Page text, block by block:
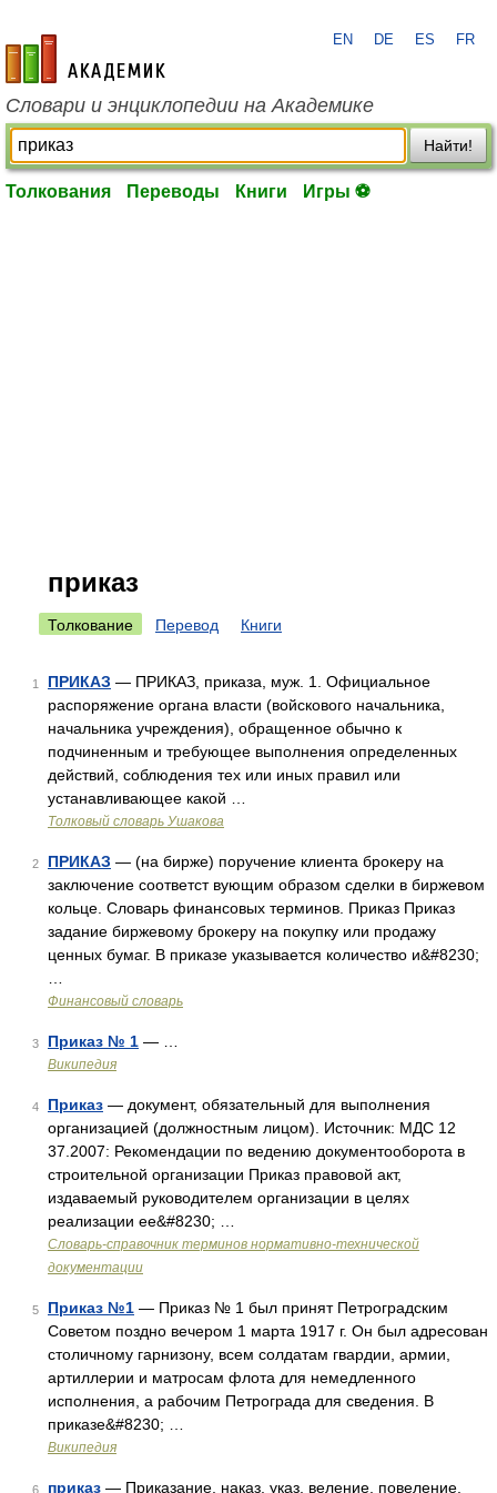
academic.ru
EN DE ES FR
Словари и энциклопедии на Академике
Найти!
Толкования Переводы Книги Игры ⚽
приказ
Толкование Перевод Книги
1 ПРИКАЗ — ПРИКАЗ, приказа, муж. 1. Официальное
распоряжение органа власти (войскового начальника,
начальника учреждения), обращенное обычно к
подчиненным и требующее выполнения определенных
действий, соблюдения тех или иных правил или
устанавливающее какой …
Толковый словарь Ушакова
2 ПРИКАЗ — (на бирже) поручение клиента брокеру на
заключение соответст вующим образом сделки в биржевом
кольце. Словарь финансовых терминов. Приказ Приказ
задание биржевому брокеру на покупку или продажу
ценных бумаг. В приказе указывается количество и&#8230;
Финансовый словарь
3 Приказ № 1 — …
Википедия
4 Приказ — документ, обязательный для выполнения
организацией (должностным лицом). Источник: МДС 12
37.2007: Рекомендации по ведению документооборота в
строительной организации Приказ правовой акт,
издаваемый руководителем организации в целях
реализации ее&#8230; …
Словарь-справочник терминов нормативно-технической
документации
5 Приказ №1 — Приказ № 1 был принят Петроградским
Советом поздно вечером 1 марта 1917 г. Он был адресован
столичному гарнизону, всем солдатам гвардии, армии,
артиллерии и матросам флота для немедленного
исполнения, а рабочим Петрограда для сведения. В
приказе&#8230; …
Википедия
6 приказ — Приказание, наказ, указ, веление, повеление,